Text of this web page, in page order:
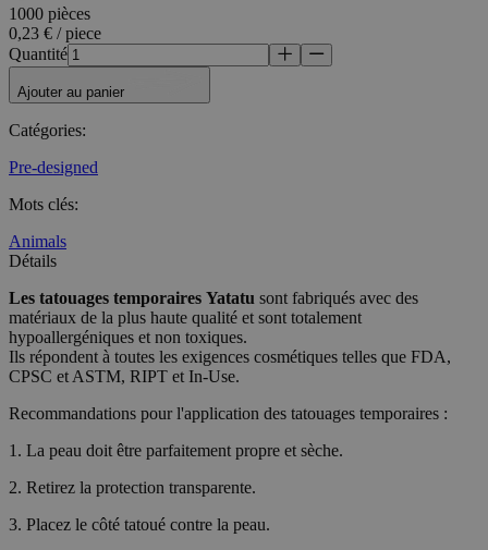
1000 pièces
0,23 € / piece
Quantité
Ajouter au panier
Catégories:
Pre-designed
Mots clés:
Animals
Détails
Les tatouages temporaires Yatatu sont fabriqués avec des
matériaux de la plus haute qualité et sont totalement
hypoallergéniques et non toxiques.
Ils répondent à toutes les exigences cosmétiques telles que FDA,
CPSC et ASTM, RIPT et In-Use.
Recommandations pour l'application des tatouages temporaires :
1. La peau doit être parfaitement propre et sèche.
2. Retirez la protection transparente.
3. Placez le côté tatoué contre la peau.